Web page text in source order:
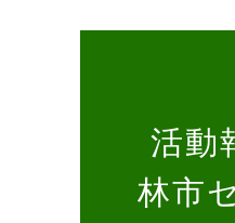
活動
林市